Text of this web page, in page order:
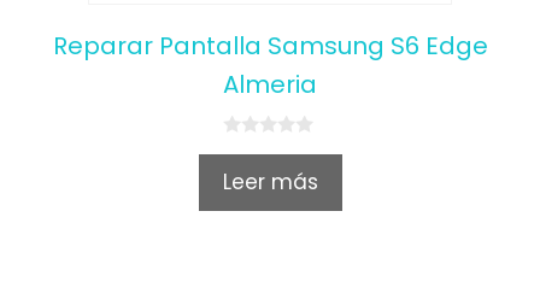
Reparar Pantalla Samsung S6 Edge
Almeria
0
u
Leer más